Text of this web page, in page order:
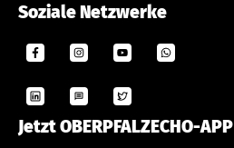
Soziale Netzwerke
Jetzt OBERPFALZECHO-